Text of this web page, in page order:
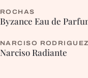
ROCHAS
Byzance Eau de
NARCISO RODRIGUEZ
Narciso Radiante